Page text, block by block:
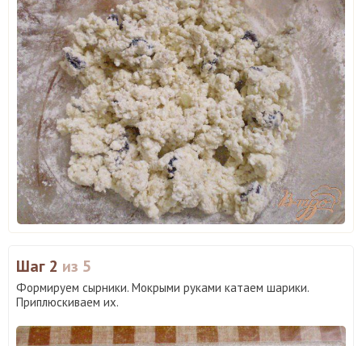
Шаг 2 из 5
Формируем сырники. Мокрыми руками катаем шарики.
Приплюскиваем их.